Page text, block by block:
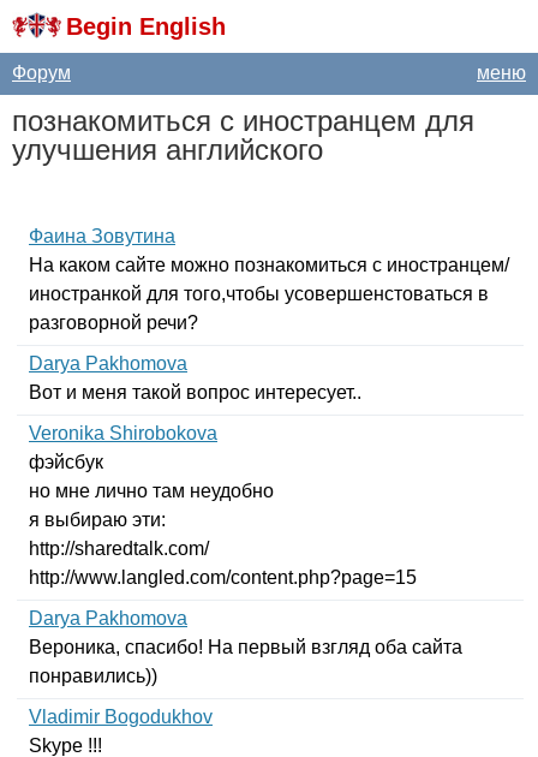
Begin English
меню
Форум
познакомиться с иностранцем для
улучшения английского
Фаина Зовутина
На каком сайте можно познакомиться с иностранцем/
иностранкой для того,чтобы усовершенстоваться в
разговорной речи?
Darya Pakhomova
Вот и меня такой вопрос интересует..
Veronika Shirobokova
фэйсбук
но мне лично там неудобно
я выбираю эти:
http://sharedtalk.com/
http://www. langled.com/content.php?page=15
Darya Pakhomova
Вероника, спасибо! На первый взгляд оба сайта
понравились))
Vladimir Bogodukhov
Skype !!!